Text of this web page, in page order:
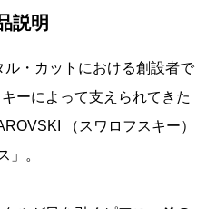
説明
・カットにおける創設者で
ーによって支えられてきた
（スワロフスキー）
」。